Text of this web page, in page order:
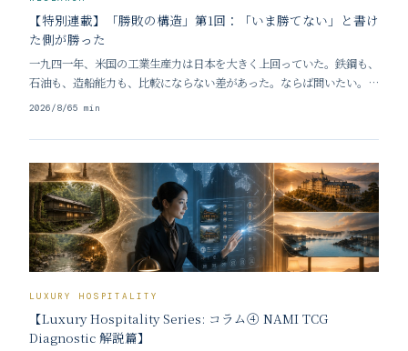
【特別連載】「勝敗の構造」第1回：「いま勝てない」と書け
た側が勝った
一九四一年、米国の工業生産力は日本を大きく上回っていた。鉄鋼も、
石油も、造船能力も、比較にならない差があった。ならば問いたい。圧
倒的な物量を持つ側が、なぜ詳細な計画を必要としたのか。作れるもの
とが、本連載の出発点である。
2026/8/65 min
LUXURY HOSPITALITY
【Luxury Hospitality Series: コラム④ NAMI TCG
Diagnostic 解説篇】